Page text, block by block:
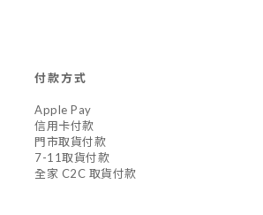
付款方式
Apple Pay
信用卡付款
門市取貨付款
7-11取貨付款
全家 C2C 取貨付款